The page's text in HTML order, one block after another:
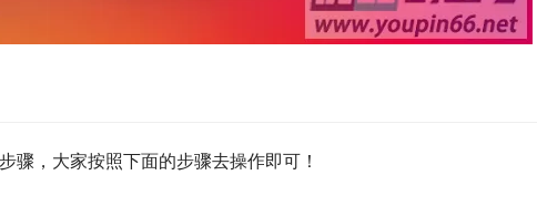
骤，大家按照下面的步骤去操作即可！